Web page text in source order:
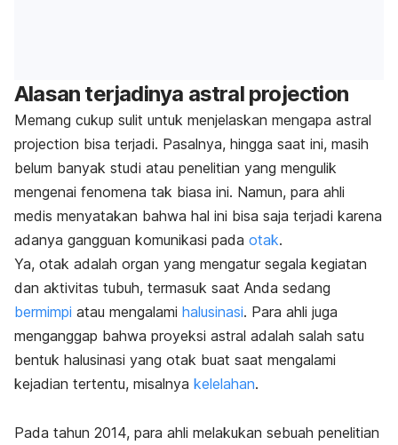
Alasan terjadinya astral projection
Memang cukup sulit untuk menjelaskan mengapa astral
projection bisa terjadi. Pasalnya, hingga saat ini, masih
belum banyak studi atau penelitian yang mengulik
mengenai fenomena tak biasa ini. Namun, para ahli
medis menyatakan bahwa hal ini bisa saja terjadi karena
adanya gangguan komunikasi pada otak.
Ya, otak adalah organ yang mengatur segala kegiatan
dan aktivitas tubuh, termasuk saat Anda sedang
bermimpi atau mengalami halusinasi. Para ahli juga
menganggap bahwa proyeksi astral adalah salah satu
bentuk halusinasi yang otak buat saat mengalami
kejadian tertentu, misalnya kelelahan.
Pada tahun 2014, para ahli melakukan sebuah penelitian